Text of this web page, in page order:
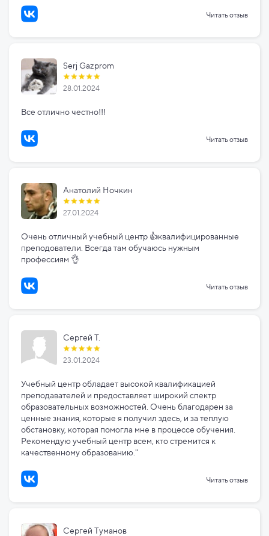
Читать отзыв
Serj Gazprom
28.01.2024
Все отлично честно!!!
Читать отзыв
Анатолий Ночкин
27.01.2024
Очень отличный учебный центр 👍квалифицированные
преподователи. Всегда там обучаюсь нужным
профессиям 👌
Читать отзыв
Сергей Т.
23.01.2024
Учебный центр обладает высокой квалификацией
преподавателей и предоставляет широкий спектр
образовательных возможностей. Очень благодарен за
ценные знания, которые я получил здесь, и за теплую
обстановку, которая помогла мне в процессе обучения.
Рекомендую учебный центр всем, кто стремится к
качественному образованию."
Читать отзыв
Сергей Туманов